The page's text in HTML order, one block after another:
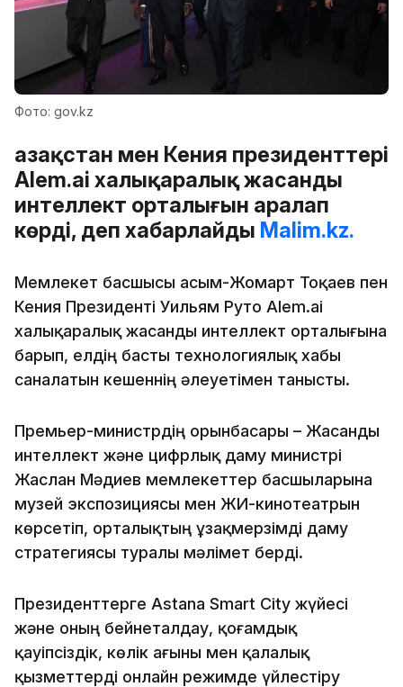
Фото: gov.kz
Қазақстан мен Кения президенттері
Alem.ai халықаралық жасанды
интеллект орталығын аралап
көрді, деп хабарлайды Malim.kz.
Мемлекет басшысы Қасым-Жомарт Тоқаев пен
Кения Президенті Уильям Руто Alem.ai
халықаралық жасанды интеллект орталығына
барып, елдің басты технологиялық хабы
саналатын кешеннің әлеуетімен танысты.
Премьер-министрдің орынбасары – Жасанды
интеллект және цифрлық даму министрі
Жаслан Мәдиев мемлекеттер басшыларына
музей экспозициясы мен ЖИ-кинотеатрын
көрсетіп, орталықтың ұзақмерзімді даму
стратегиясы туралы мәлімет берді.
Президенттерге Astana Smart City жүйесі
және оның бейнеталдау, қоғамдық
қауіпсіздік, көлік ағыны мен қалалық
қызметтерді онлайн режимде үйлестіру